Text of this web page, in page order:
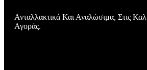
Ανταλλακτικά Και Αναλώσιμα, Στις
Αγοράς.